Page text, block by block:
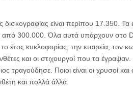
δισκογραφίας είναι περίπου 17.350. Τα
από 300.000. Όλα αυτά υπάρχουν στο
κυκλοφορίας, την εταιρεία, τον
και οι στιχουργοί που τα έγραψαν.
Ποιοι είναι οι χρυσοί και οι
και πολλά άλλα.